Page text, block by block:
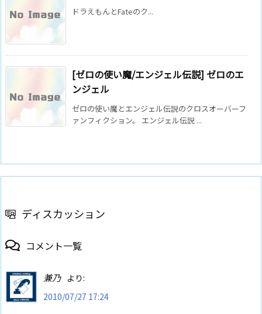
ドラえもんとFateのク...
[ゼロの使い魔/エンジェル伝説] ゼロのエ
ンジェル
ゼロの使い魔とエンジェル伝説のクロスオーバーフ
ァンフィクション。 エンジェル伝説 ...
ディスカッション
コメント一覧
兼乃 より:
2010/07/27 17:24